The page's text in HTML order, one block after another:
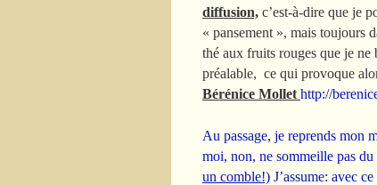
diffusion, c’est-à-dire que je
« pansement », mais toujours
thé aux fruits rouges que je
préalable, ce qui provoque
Bérénice Mollet http://
Au passage, je reprends mon
moi, non, ne sommeille pas
un comble!) J’assume: avec